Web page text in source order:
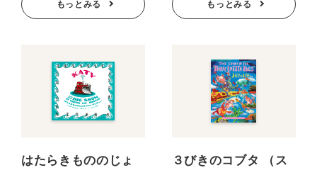
もっとみる もっとみる
はたらきもののじょ
３びきのコブタ （ス